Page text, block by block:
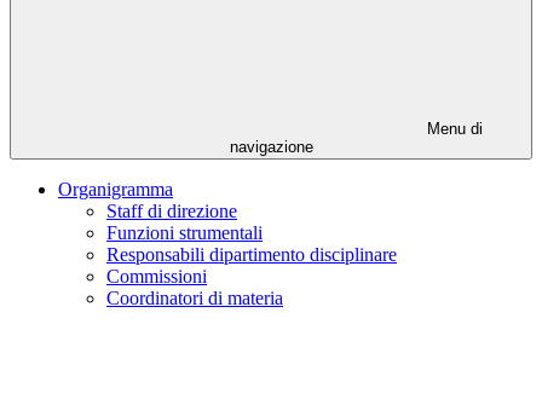
Menu di
navigazione
Organigramma
Staff di direzione
Funzioni strumentali
Responsabili dipartimento disciplinare
Commissioni
Coordinatori di materia